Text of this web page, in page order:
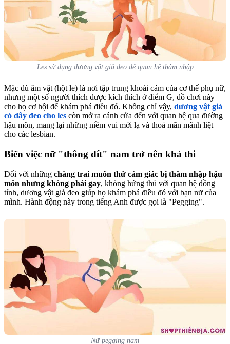
Les sử dụng dương vật giả đeo để quan hệ thâm nhập
Mặc dù âm vật (hột le) là nơi tập trung khoái cảm của cơ thể phụ nữ,
nhưng một số người thích được kích thích ở điểm G, đồ chơi này
cho họ cơ hội để khám phá điều đó. Không chỉ vậy, dương vật giả
có dây đeo cho les còn mở ra cánh cửa đến với quan hệ qua đường
hậu môn, mang lại những niềm vui mới lạ và thoả mãn mãnh liệt
cho các lesbian.
Biến việc nữ "thông đít" nam trở nên khả thi
Đối với những chàng trai muốn thử cảm giác bị thâm nhập hậu
môn nhưng không phải gay, không hứng thú với quan hệ đồng
tính, dương vật giả đeo giúp họ khám phá điều đó với bạn nữ của
mình. Hành động này trong tiếng Anh được gọi là "Pegging".
Nữ pegging nam